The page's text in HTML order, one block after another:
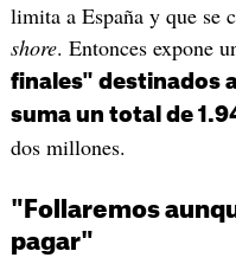
limita a España y que se
shore. Entonces expone
finales" destinados
suma un total de
dos millones.
"Follaremos
pagar"